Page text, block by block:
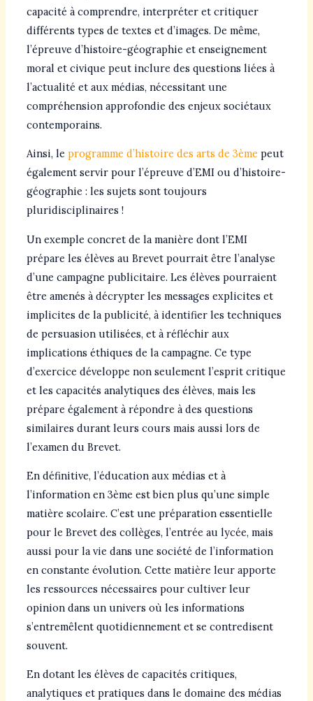
capacité à comprendre, interpréter et critiquer
différents types de textes et d’images. De même,
l’épreuve d’histoire-géographie et enseignement
moral et civique peut inclure des questions liées à
l’actualité et aux médias, nécessitant une
compréhension approfondie des enjeux sociétaux
contemporains.
Ainsi, le programme d’histoire des arts de 3ème peut
également servir pour l’épreuve d’EMI ou d’histoire-
géographie : les sujets sont toujours
pluridisciplinaires !
Un exemple concret de la manière dont l’EMI
prépare les élèves au Brevet pourrait être l’analyse
d’une campagne publicitaire. Les élèves pourraient
être amenés à décrypter les messages explicites et
implicites de la publicité, à identifier les techniques
de persuasion utilisées, et à réfléchir aux
implications éthiques de la campagne. Ce type
d’exercice développe non seulement l’esprit critique
et les capacités analytiques des élèves, mais les
prépare également à répondre à des questions
similaires durant leurs cours mais aussi lors de
l’examen du Brevet.
En définitive, l’éducation aux médias et à
l’information en 3ème est bien plus qu’une simple
matière scolaire. C’est une préparation essentielle
pour le Brevet des collèges, l’entrée au lycée, mais
aussi pour la vie dans une société de l’information
en constante évolution. Cette matière leur apporte
les ressources nécessaires pour cultiver leur
opinion dans un univers où les informations
s’entremêlent quotidiennement et se contredisent
souvent.
En dotant les élèves de capacités critiques,
analytiques et pratiques dans le domaine des médias